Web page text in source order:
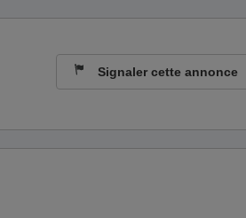
Signaler cette annonce